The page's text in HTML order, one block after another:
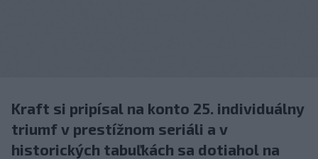
Kraft si pripísal na konto 25. individuálny
triumf v prestížnom seriáli a v
historických tabuľkách sa dotiahol na